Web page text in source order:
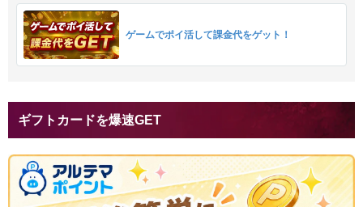
ゲームでポイ活して課金代をゲット！
ギフトカードを爆速GET